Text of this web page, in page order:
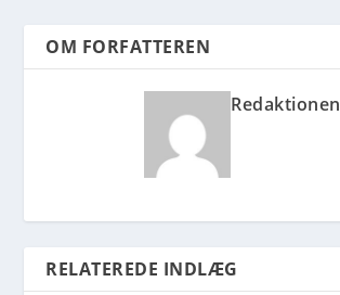
OM FORFATTEREN
Redaktionen
RELATEREDE INDLÆG